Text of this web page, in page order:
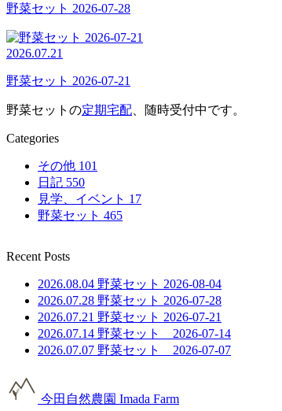
野菜セット 2026-07-28
2026.07.21
野菜セット 2026-07-21
野菜セットの定期宅配 、随時受付中です。
Categories
その他 101
日記 550
見学、イベント 17
野菜セット 465
Recent Posts
2026.08.04 野菜セット 2026-08-04
2026.07.28 野菜セット 2026-07-28
2026.07.21 野菜セット 2026-07-21
2026.07.14 野菜セット 2026-07-14
2026.07.07 野菜セット 2026-07-07
今田自然農園 Imada Farm